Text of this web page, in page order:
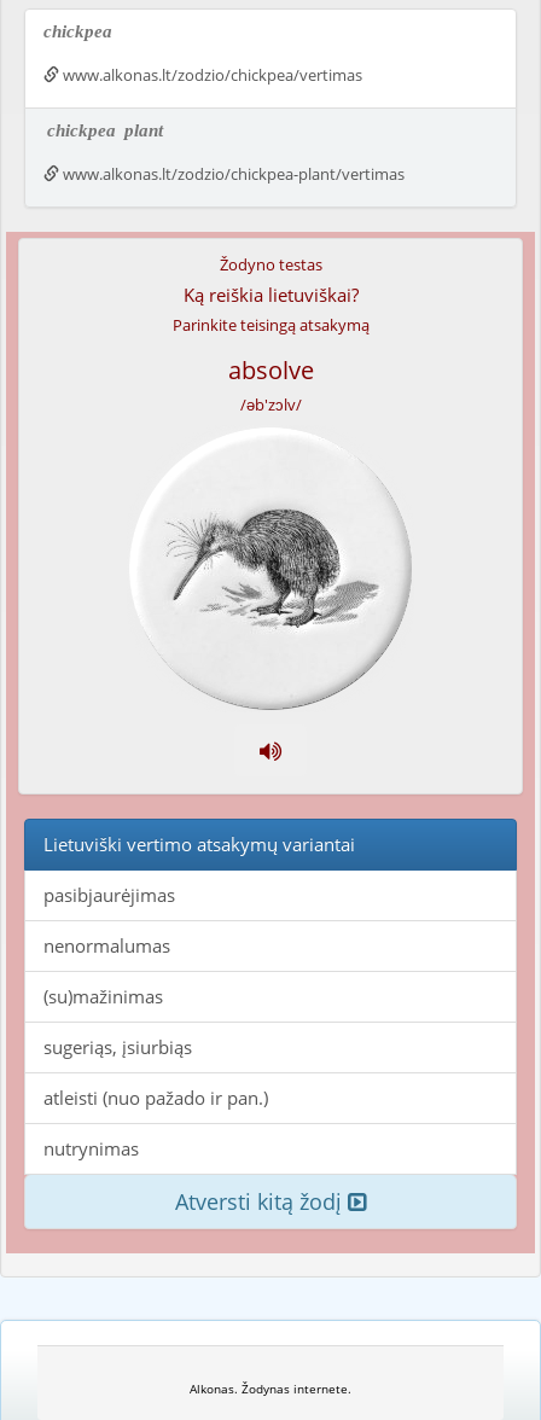
chickpea
www.alkonas.lt/zodzio/chickpea/vertimas
chickpea plant
www.alkonas.lt/zodzio/chickpea-plant/vertimas
Žodyno testas
Ką reiškia lietuviškai?
Parinkite teisingą atsakymą
absolve
/əb'zɔlv/
Lietuviški vertimo atsakymų variantai
pasibjaurėjimas
nenormalumas
(su)mažinimas
sugeriąs, įsiurbiąs
atleisti (nuo pažado ir pan.)
nutrynimas
Atversti kitą žodį
Alkonas. Žodynas internete.